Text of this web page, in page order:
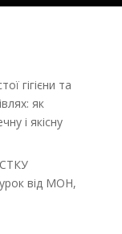
гігієни та
як
і якісну
від МОН,